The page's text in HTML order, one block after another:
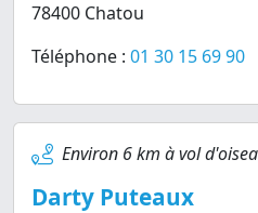
78400 Chatou
Téléphone : 01 30 15 69 90
Environ 6 km à vol
Darty Puteaux